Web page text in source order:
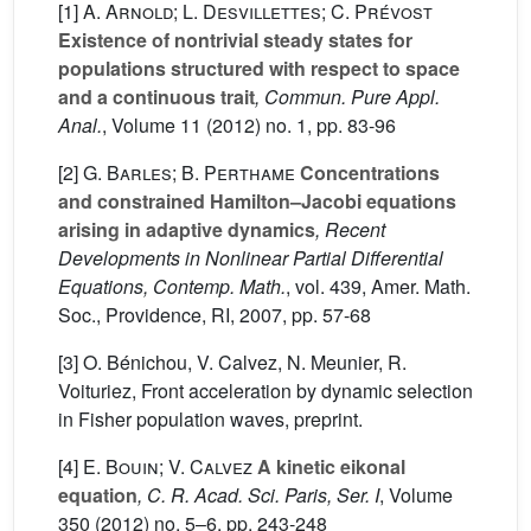
[1]A. Arnold; L. Desvillettes; C. Prévost
Existence of nontrivial steady states for
populations structured with respect to space
and a continuous trait, Commun. Pure Appl.
Anal., Volume 11 (2012) no. 1, pp. 83-96
[2]G. Barles; B. Perthame Concentrations
and constrained Hamilton–Jacobi equations
arising in adaptive dynamics, Recent
Developments in Nonlinear Partial Differential
Equations, Contemp. Math., vol. 439, Amer. Math.
Soc., Providence, RI, 2007, pp. 57-68
[3] O. Bénichou, V. Calvez, N. Meunier, R.
Voituriez, Front acceleration by dynamic selection
in Fisher population waves, preprint.
[4] E. Bouin; V. CalvezA kinetic eikonal
equation, C. R. Acad. Sci. Paris, Ser. I, Volume
350 (2012) no. 5–6, pp. 243-248